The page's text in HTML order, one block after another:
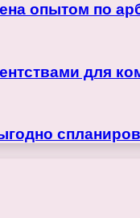
опытом по
для